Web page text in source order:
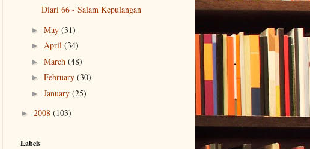
Diari 66 - Salam Kepulangan
► May (31)
► April (34)
► March (48)
► February (30)
► January (25)
► 2008 (103)
Labels